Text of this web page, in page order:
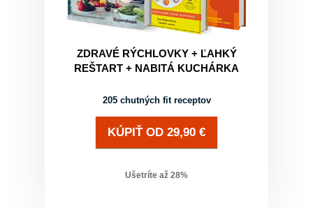
ZDRAVÉ RÝCHLOVKY + ĽAHKÝ
REŠTART + NABITÁ KUCHÁRKA
205 chutných fit receptov
KÚPIŤOD 29,90 €
Ušetríte až 28%